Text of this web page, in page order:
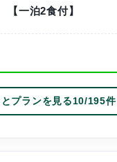
一泊2食付】
プランを見る10/195件